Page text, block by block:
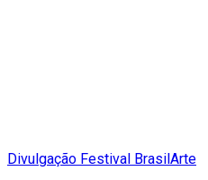
Divulgação Festival BrasilArte